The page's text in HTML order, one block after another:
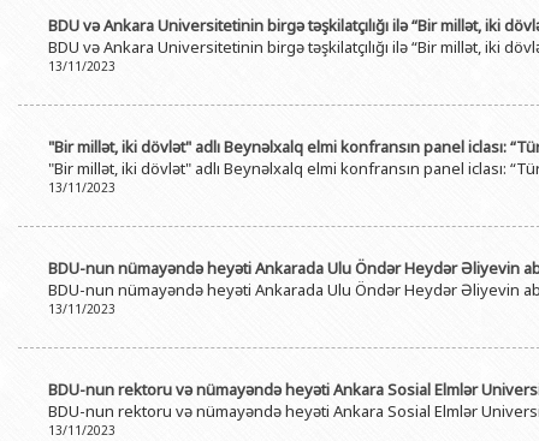
BDU və Ankara Universitetinin birgə təşkilatçılığı ilə “Bir millət, iki
BDU və Ankara Universitetinin birgə təşkilatçılığı ilə “Bir millət, iki
13/11/2023
"Bir millət, iki dövlət" adlı Beynəlxalq elmi konfransın panel iclası:
"Bir millət, iki dövlət" adlı Beynəlxalq elmi konfransın panel iclası:
13/11/2023
BDU-nun nümayəndə heyəti Ankarada Ulu Öndər Heydər Əliyevin
BDU-nun nümayəndə heyəti Ankarada Ulu Öndər Heydər Əliyevin
13/11/2023
BDU-nun rektoru və nümayəndə heyəti Ankara Sosial Elmlər
BDU-nun rektoru və nümayəndə heyəti Ankara Sosial Elmlər
13/11/2023